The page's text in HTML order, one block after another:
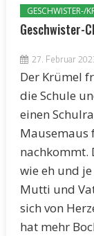
GESCHWISTER-/
Geschwister-
27. Februar
Der Krümel
die Schule
einen
Mausemaus
nachkommt.
wie eh und
Mutti und
sich von
hat mehr